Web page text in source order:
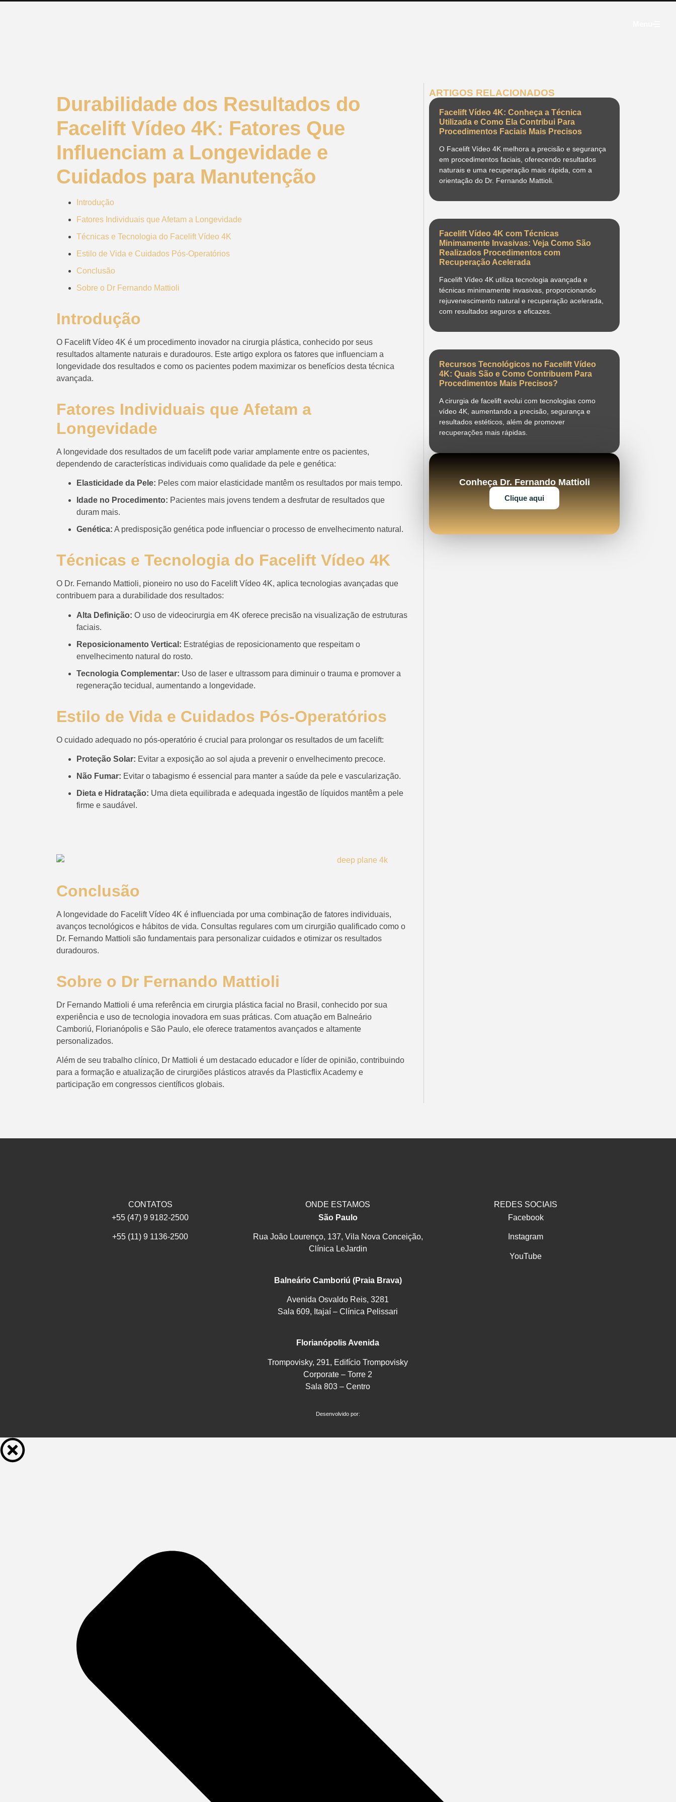
Durabilidade dos Resultados do
Facelift Vídeo 4K: Fatores Que
Influenciam a Longevidade e
Cuidados para Manutenção
Introdução
Fatores Individuais que Afetam a Longevidade
Técnicas e Tecnologia do Facelift Vídeo 4K
Estilo de Vida e Cuidados Pós-Operatórios
Conclusão
Sobre o Dr Fernando Mattioli
Introdução
O Facelift Vídeo 4K é um procedimento inovador na cirurgia plástica, conhecido por seus
resultados altamente naturais e duradouros. Este artigo explora os fatores que influenciam a
longevidade dos resultados e como os pacientes podem maximizar os benefícios desta técnica
avançada.
Fatores Individuais que Afetam a
Longevidade
A longevidade dos resultados de um facelift pode variar amplamente entre os pacientes,
dependendo de características individuais como qualidade da pele e genética:
Elasticidade da Pele: Peles com maior elasticidade mantêm os resultados por mais tempo.
Idade no Procedimento: Pacientes mais jovens tendem a desfrutar de resultados que
duram mais.
Genética: A predisposição genética pode influenciar o processo de envelhecimento natural.
Técnicas e Tecnologia do Facelift Vídeo 4K
O Dr. Fernando Mattioli, pioneiro no uso do Facelift Vídeo 4K, aplica tecnologias avançadas que
contribuem para a durabilidade dos resultados:
Alta Definição: O uso de videocirurgia em 4K oferece precisão na visualização de estruturas
faciais.
Reposicionamento Vertical: Estratégias de reposicionamento que respeitam o
envelhecimento natural do rosto.
Tecnologia Complementar: Uso de laser e ultrassom para diminuir o trauma e promover a
regeneração tecidual, aumentando a longevidade.
Estilo de Vida e Cuidados Pós-Operatórios
O cuidado adequado no pós-operatório é crucial para prolongar os resultados de um facelift:
Proteção Solar: Evitar a exposição ao sol ajuda a prevenir o envelhecimento precoce.
Não Fumar: Evitar o tabagismo é essencial para manter a saúde da pele e vascularização.
Dieta e Hidratação: Uma dieta equilibrada e adequada ingestão de líquidos mantêm a pele
firme e saudável.
Conclusão
A longevidade do Facelift Vídeo 4K é influenciada por uma combinação de fatores individuais,
avanços tecnológicos e hábitos de vida. Consultas regulares com um cirurgião qualificado como o
Dr. Fernando Mattioli são fundamentais para personalizar cuidados e otimizar os resultados
duradouros.
Sobre o Dr Fernando Mattioli
Dr Fernando Mattioli é uma referência em cirurgia plástica facial no Brasil, conhecido por sua
experiência e uso de tecnologia inovadora em suas práticas. Com atuação em Balneário
Camboriú, Florianópolis e São Paulo, ele oferece tratamentos avançados e altamente
personalizados.
Além de seu trabalho clínico, Dr Mattioli é um destacado educador e líder de opinião, contribuindo
para a formação e atualização de cirurgiões plásticos através da Plasticflix Academy e
participação em congressos científicos globais.
ARTIGOS RELACIONADOS
Facelift Vídeo 4K: Conheça a Técnica
Utilizada e Como Ela Contribui Para
Procedimentos Faciais Mais Precisos
O Facelift Vídeo 4K melhora a precisão e segurança
em procedimentos faciais, oferecendo resultados
naturais e uma recuperação mais rápida, com a
orientação do Dr. Fernando Mattioli.
Facelift Vídeo 4K com Técnicas
Minimamente Invasivas: Veja Como São
Realizados Procedimentos com
Recuperação Acelerada
Facelift Vídeo 4K utiliza tecnologia avançada e
técnicas minimamente invasivas, proporcionando
rejuvenescimento natural e recuperação acelerada,
com resultados seguros e eficazes.
Recursos Tecnológicos no Facelift Vídeo
4K: Quais São e Como Contribuem Para
Procedimentos Mais Precisos?
A cirurgia de facelift evolui com tecnologias como
vídeo 4K, aumentando a precisão, segurança e
resultados estéticos, além de promover
recuperações mais rápidas.
Conheça Dr. Fernando Mattioli
Clique aqui
CONTATOS
+55 (47) 9 9182-2500
+55 (11) 9 1136-2500
ONDE ESTAMOS
São Paulo
Rua João Lourenço, 137, Vila Nova Conceição,
Clínica LeJardin
Balneário Camboriú (Praia Brava)
Avenida Osvaldo Reis, 3281
Sala 609, Itajaí – Clínica Pelissari
Florianópolis Avenida
Trompovisky, 291, Edifício Trompovisky
Corporate – Torre 2
Sala 803 – Centro
REDES SOCIAIS
Facebook
Instagram
YouTube
Desenvolvido por: